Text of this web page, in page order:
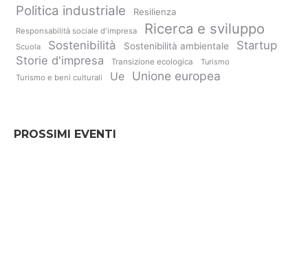
Politica industriale Resilienza
Responsabilità sociale d'impresa Ricerca e sviluppo
Scuola Sostenibilità Sostenibilità ambientale
Startup
Storie d'impresa
Transizione ecologica
Turismo
Turismo e beni culturali
Ue Unione europea
PROSSIMI EVENTI